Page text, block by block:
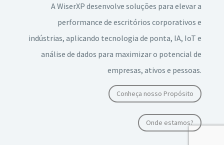
A WiserXP desenvolve soluções para elevar a
performance de escritórios corporativos e
indústrias, aplicando tecnologia de ponta, IA, IoT e
análise de dados para maximizar o potencial de
empresas, ativos e pessoas.
Conheça nosso Propósito
Onde estamos?